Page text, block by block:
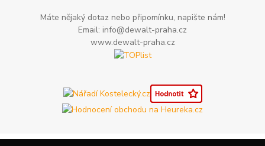
Máte nějaký dotaz nebo připomínku, napište nám!
Email: info@dewalt-praha.cz
www.dewalt-praha.cz